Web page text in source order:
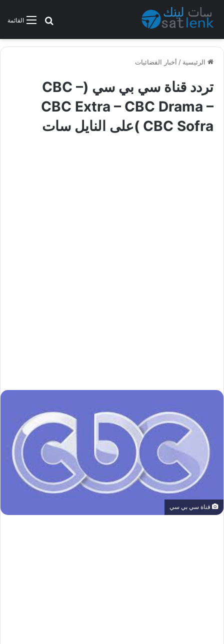
القائمةبحث عن
الرئيسية / أخبار الفضائيات
تردد قناة سي بي سي (CBC –
CBC Extra – CBC Drama –
CBC Sofra )على النايل سات
قناة سي بي سي